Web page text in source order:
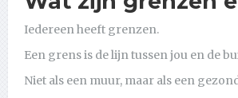
Iedereen heeft grenzen.
Een grens is de lijn tussen jou en de
Niet als een muur, maar als een